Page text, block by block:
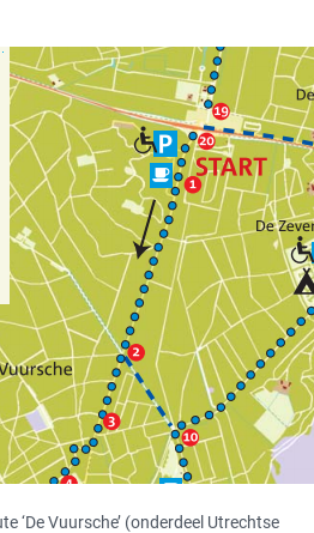
‘De Vuursche’ (onderdeel Utrechtse